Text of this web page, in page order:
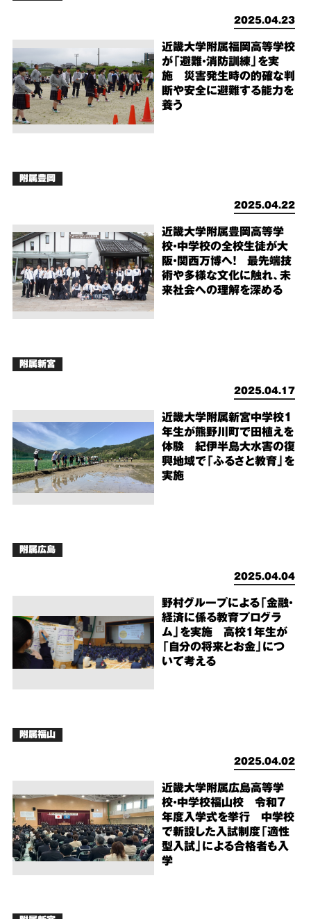
2025.04.23
近畿大学附属福岡高等学校
が「避難・消防訓練」を実
施 災害発生時の的確な判
断や安全に避難する能力を
養う
附属豊岡
2025.04.22
近畿大学附属豊岡高等学
校・中学校の全校生徒が大
阪・関西万博へ！ 最先端技
術や多様な文化に触れ、未
来社会への理解を深める
附属新宮
2025.04.17
近畿大学附属新宮中学校1
年生が熊野川町で田植えを
体験 紀伊半島大水害の復
興地域で「ふるさと教育」を
実施
附属広島
2025.04.04
野村グループによる「金融・
経済に係る教育プログラ
ム」を実施 高校1年生が
「自分の将来とお金」につ
いて考える
附属福山
2025.04.02
近畿大学附属広島高等学
校・中学校福山校 令和7
年度入学式を挙行 中学校
で新設した入試制度「適性
型入試」による合格者も入
学